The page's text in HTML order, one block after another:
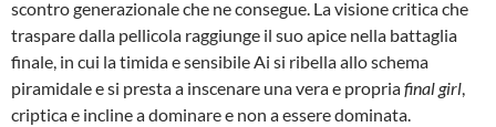
scontro generazionale che ne consegue. La visione critica che
traspare dalla pellicola raggiunge il suo apice nella battaglia
finale, in cui la timida e sensibile Ai si ribella allo schema
piramidale e si presta a inscenare una vera e propriafinal girl,
criptica e incline a dominare e non a essere dominata.